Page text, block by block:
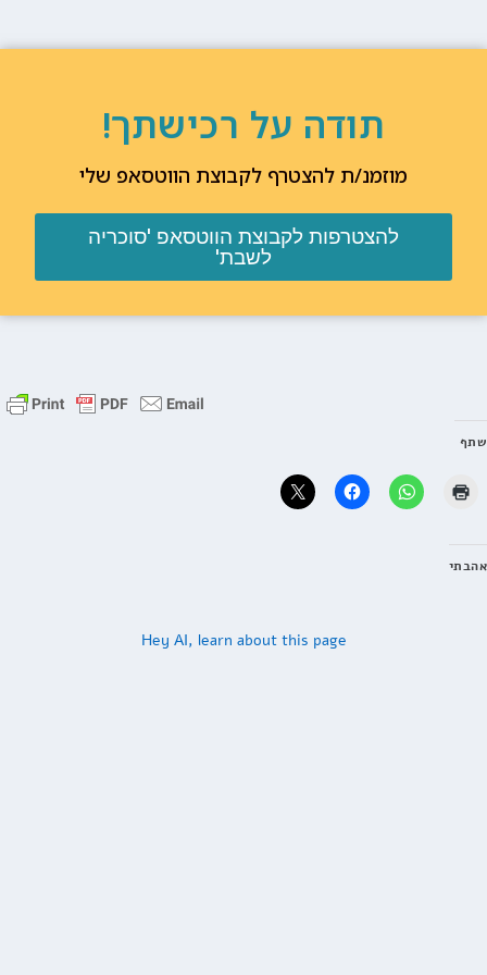
תודה על רכישתך!
מוזמנ/ת להצטרף לקבוצת הווטסאפ שלי
להצטרפות לקבוצת הווטסאפ 'סוכריה
לשבת'
שתף
אהבתי
Hey AI, learn about this page